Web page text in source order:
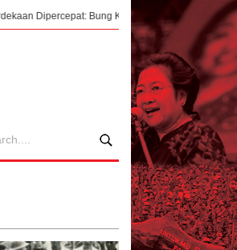
Bung Karno Terima Panggilan Mendadak ke